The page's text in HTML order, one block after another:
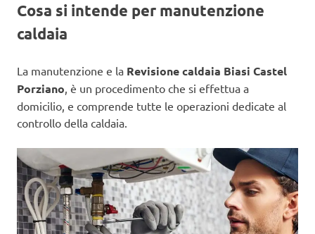
Cosa si intende per manutenzione
caldaia
La manutenzione e la Revisione caldaia Biasi Castel
Porziano, è un procedimento che si effettua a
domicilio, e comprende tutte le operazioni dedicate al
controllo della caldaia.